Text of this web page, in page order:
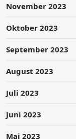
November 2023
Oktober 2023
September 2023
August 2023
Juli 2023
Juni 2023
Mai 2023